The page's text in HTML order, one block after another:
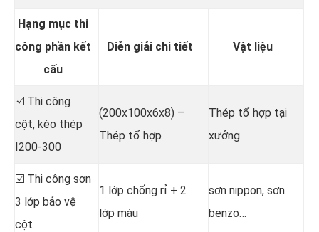
Hạng mục thi
công phần kết
cấu
Diễn giải chi tiết Vật liệu
☑️ Thi công
cột, kèo thép
I200-300
(200x100x6x8) –
Thép tổ hợp
Thép tổ hợp tại
xưởng
☑️ Thi công sơn
3 lớp bảo vệ
cột
1 lớp chống rỉ + 2
lớp màu
sơn nippon, sơn
benzo…